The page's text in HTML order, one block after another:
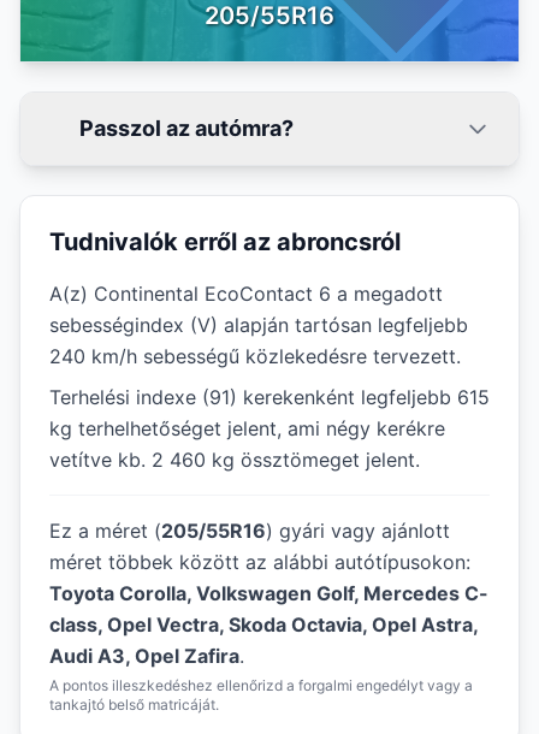
205/55R16
Passzol az autómra?
Tudnivalók erről az abroncsról
A(z) Continental EcoContact 6 a megadott
sebességindex (V) alapján tartósan legfeljebb
240 km/h sebességű közlekedésre tervezett.
Terhelési indexe (91) kerekenként legfeljebb 615
kg terhelhetőséget jelent, ami négy kerékre
vetítve kb. 2 460 kg össztömeget jelent.
Ez a méret (205/55R16) gyári vagy ajánlott
méret többek között az alábbi autótípusokon:
Toyota Corolla, Volkswagen Golf, Mercedes C-
class, Opel Vectra, Skoda Octavia, Opel Astra,
Audi A3, Opel Zafira.
A pontos illeszkedéshez ellenőrizd a forgalmi engedélyt vagy a
tankajtó belső matricáját.